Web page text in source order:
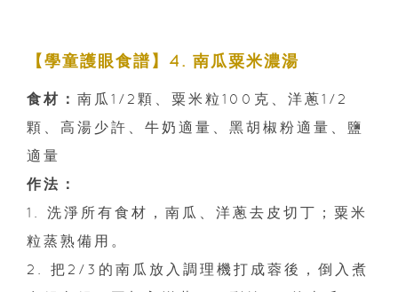
【學童護眼食譜】4. 南瓜粟米濃湯
食材： 南瓜1/2顆、粟米粒100克、洋蔥1/2
顆、高湯少許、牛奶適量、黑胡椒粉適量、鹽
適量
作法：
1. 洗淨所有食材，南瓜、洋蔥去皮切丁；粟米
粒蒸熟備用。
2. 把2/3的南瓜放入調理機打成蓉後，倒入煮